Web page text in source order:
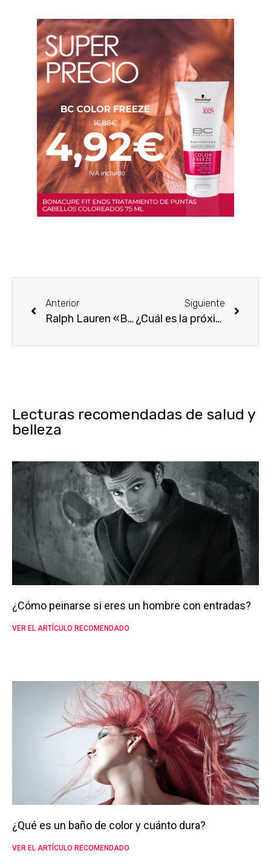
Anterior
Ralph Lauren «Big Pony Collection» (II)
Siguiente
¿Cuál es la próxima novedad de Giorgio Armani? Giorgio Armani Nuances
Lecturas recomendadas de salud y
belleza
¿Cómo peinarse si eres un hombre con entradas?
VER EL ARTÍCULO RECOMENDADO
¿Qué es un baño de color y cuánto dura?
VER EL ARTÍCULO RECOMENDADO